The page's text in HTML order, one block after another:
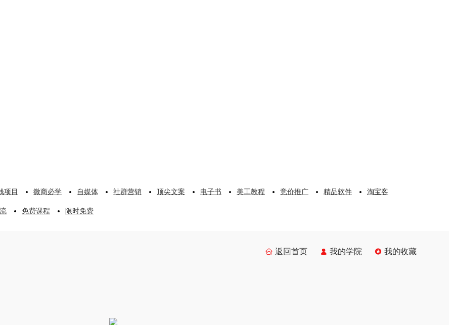
项目 微商必学 自媒体 社群营销 顶尖文案 电子书 美工教程 竞价推广 精品软件 淘宝客
免费课程 限时免费
 返回首页  我的学院  我的收藏